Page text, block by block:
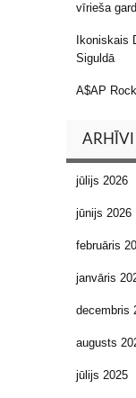
vīrieša
Ikoniskais
Siguldā
A$AP
ARHĪVI
jūlijs 2026
jūnijs 2026
februāris
janvāris
decembris
augusts
jūlijs 2025